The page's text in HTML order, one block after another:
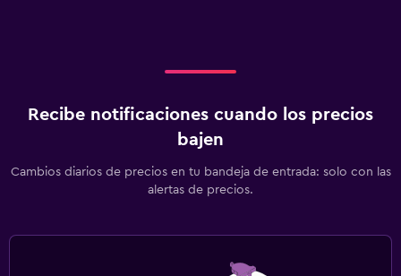
Recibe notificaciones cuando los precios
bajen
Cambios diarios de precios en tu bandeja de entrada: solo con las
alertas de precios.